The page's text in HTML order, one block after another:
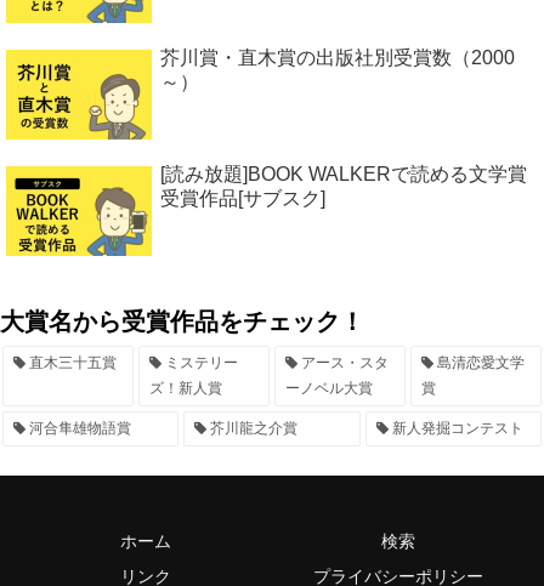
芥川賞・直木賞の出版社別受賞数（2000
～）
[読み放題]BOOK WALKERで読める文学賞
受賞作品[サブスク]
大賞名から受賞作品をチェック！
直木三十五賞
ミステリー
ズ！新人賞
アース・スタ
ーノベル大賞
島清恋愛文学
賞
河合隼雄物語賞 芥川龍之介賞 新人発掘コンテスト
ホーム
検索
リンク
プライバシーポリシー